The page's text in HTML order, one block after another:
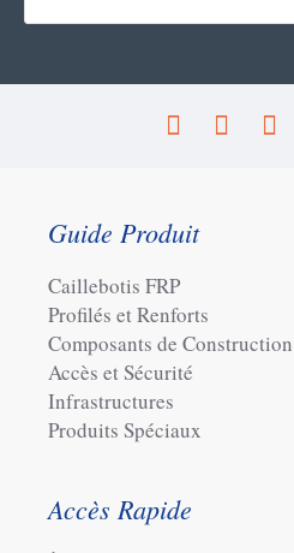
Guide Produit
Caillebotis FRP
Profilés et Renforts
Composants de Construction
Accès et Sécurité
Infrastructures
Produits Spéciaux
Accès Rapide